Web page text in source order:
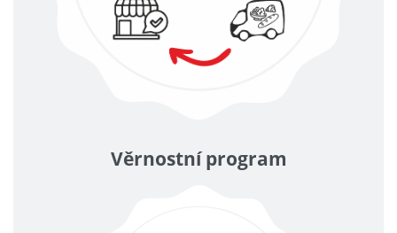
Věrnostní program